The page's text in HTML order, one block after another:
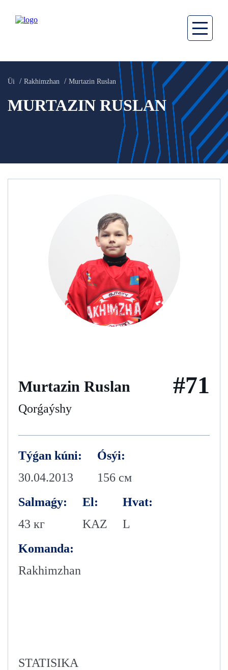
Üi Rakhimzhan Murtazin Ruslan
MURTAZIN RUSLAN
Murtazin Ruslan
Qorǵaýshy
#71
Týǵan kúni:
30.04.2013
Ósýi:
156 см
Salmaǵy:
43 кг
El:
KAZ
Hvat:
L
Komanda:
Rakhimzhan
STATISIKA